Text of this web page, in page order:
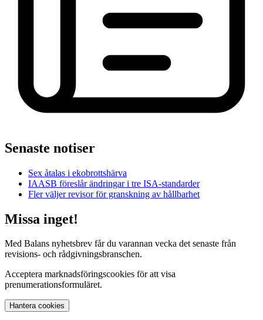
Senaste notiser
Sex åtalas i ekobrottshärva
IAASB föreslår ändringar i tre ISA-standarder
Fler väljer revisor för granskning av hållbarhet
Missa inget!
Med Balans nyhetsbrev får du varannan vecka det senaste från
revisions- och rådgivningsbranschen.
Acceptera marknadsföringscookies för att visa
prenumerationsformuläret.
Hantera cookies